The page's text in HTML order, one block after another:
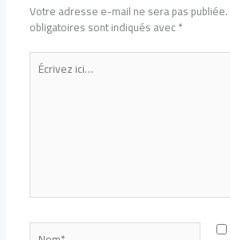
Votre adresse e-mail ne sera pas publiée.
obligatoires sont indiqués avec*
Écrivez
ici…
Nom*